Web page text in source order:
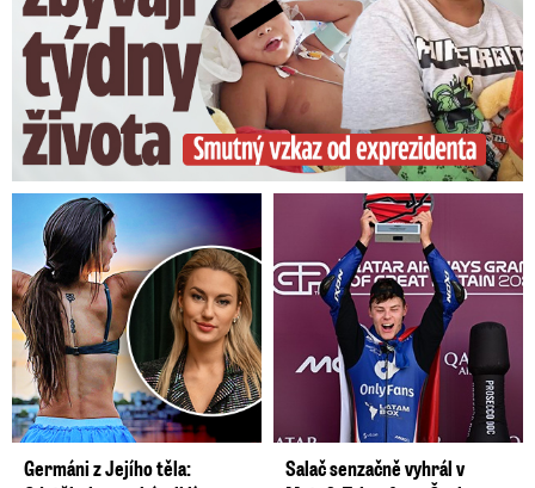
Germáni z Jejího těla:
Salač senzačně vyhrál v